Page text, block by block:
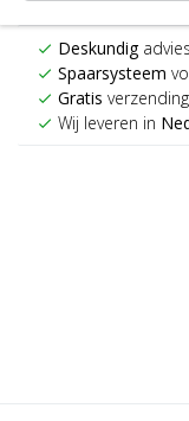
check Deskundig
check Spaarsysteem
check Gratis
check Wij leveren in